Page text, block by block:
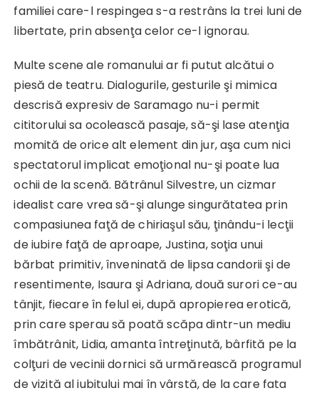
familiei care-l respingea s-a restrâns la trei luni de
libertate, prin absenţa celor ce-l ignorau.
Multe scene ale romanului ar fi putut alcătui o
piesă de teatru. Dialogurile, gesturile şi mimica
descrisă expresiv de Saramago nu-i permit
cititorului sa ocolească pasaje, să-şi lase atenţia
momită de orice alt element din jur, aşa cum nici
spectatorul implicat emoţional nu-şi poate lua
ochii de la scenă. Bătrânul Silvestre, un cizmar
idealist care vrea să-şi alunge singurătatea prin
compasiunea faţă de chiriaşul său, ţinându-i lecţii
de iubire faţă de aproape, Justina, soţia unui
bărbat primitiv, înveninată de lipsa candorii şi de
resentimente, Isaura şi Adriana, două surori ce-au
tânjit, fiecare în felul ei, după apropierea erotică,
prin care sperau să poată scăpa dintr-un mediu
îmbătrânit, Lidia, amanta întreţinută, bârfită pe la
colţuri de vecinii dornici să urmărească programul
de vizită al iubitului mai în vârstă, de la care fata